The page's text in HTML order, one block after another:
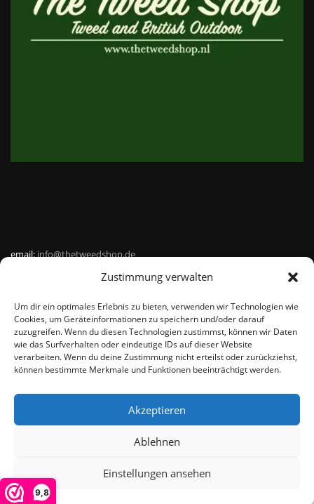
Zustimmung verwalten
Um dir ein optimales Erlebnis zu bieten, verwenden wir Technologien wie
Cookies, um Geräteinformationen zu speichern und/oder darauf
zuzugreifen. Wenn du diesen Technologien zustimmst, können wir Daten
wie das Surfverhalten oder eindeutige IDs auf dieser Website
verarbeiten. Wenn du deine Zustimmung nicht erteilst oder zurückziehst,
können bestimmte Merkmale und Funktionen beeinträchtigt werden.
Akzeptieren
Ablehnen
Einstellungen ansehen
9,8
email:info@thetweedshop.de
Kvk Nummer: 88959732
MWSnr: NL864836247B01
© THEMEISLE, ALL RIGHTS RESERVED
De waardering van www.harristweed-shop.nl bij